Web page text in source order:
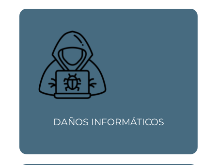
DAÑOS INFORMÁTICOS
Si has sufrido un hackeo o si estás siendo
investigado por un delito de daños
informáticos o sabotaje informático,
contáctanos y te ayudaremos.